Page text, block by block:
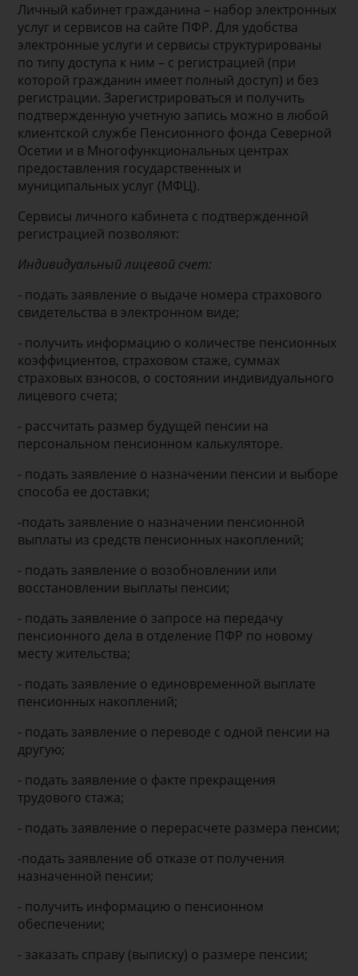
Личный кабинет гражданина – набор электронных
услуг и сервисов на сайте ПФР. Для удобства
электронные услуги и сервисы структурированы
по типу доступа к ним – с регистрацией (при
которой гражданин имеет полный доступ) и без
регистрации. Зарегистрироваться и получить
подтвержденную учетную запись можно в любой
клиентской службе Пенсионного фонда Северной
Осетии и в Многофункциональных центрах
предоставления государственных и
муниципальных услуг (МФЦ).
Сервисы личного кабинета с подтвержденной
регистрацией позволяют:
Индивидуальный лицевой счет:
- подать заявление о выдаче номера страхового
свидетельства в электронном виде;
- получить информацию о количестве пенсионных
коэффициентов, страховом стаже, суммах
страховых взносов, о состоянии индивидуального
лицевого счета;
- рассчитать размер будущей пенсии на
персональном пенсионном калькуляторе.
- подать заявление о назначении пенсии и выборе
способа ее доставки;
-подать заявление о назначении пенсионной
выплаты из средств пенсионных накоплений;
- подать заявление о возобновлении или
восстановлении выплаты пенсии;
- подать заявление о запросе на передачу
пенсионного дела в отделение ПФР по новому
месту жительства;
- подать заявление о единовременной выплате
пенсионных накоплений;
- подать заявление о переводе с одной пенсии на
другую;
- подать заявление о факте прекращения
трудового стажа;
- подать заявление о перерасчете размера пенсии;
-подать заявление об отказе от получения
назначенной пенсии;
- получить информацию о пенсионном
обеспечении;
- заказать справу (выписку) о размере пенсии;